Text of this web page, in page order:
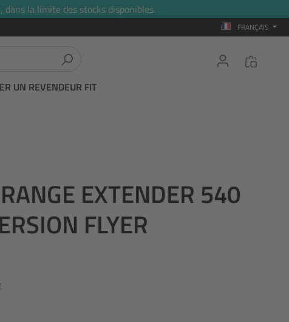
la limite des stocks disponibles.
FRANÇAIS
UN REVENDEUR FIT
EXTENDER 540
FLYER